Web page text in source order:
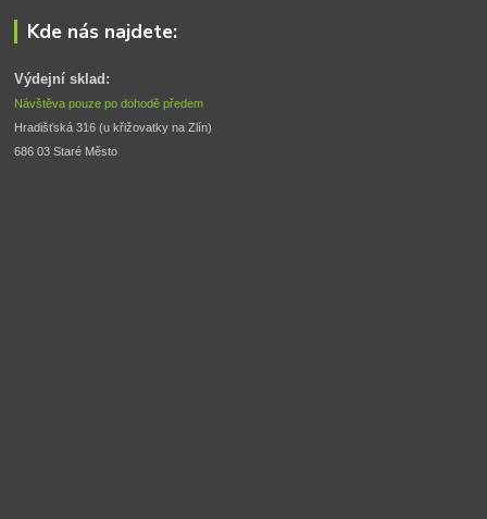
Kde nás najdete:
Výdejní sklad:
Návštěva pouze po dohodě předem
Hradišťská 316 (u křižovatky na Zlín)
686 03 Staré Město